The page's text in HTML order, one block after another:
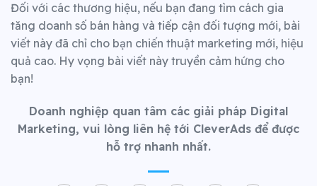
Đối với các thương hiệu, nếu bạn đang tìm cách gia
tăng doanh số bán hàng và tiếp cận đối tượng mới, bài
viết này đã chỉ cho bạn chiến thuật marketing mới, hiệu
quả cao. Hy vọng bài viết này truyền cảm hứng cho
bạn!
Doanh nghiệp quan tâm các giải pháp Digital
Marketing, vui lòng liên hệ tới CleverAds để được
hỗ trợ nhanh nhất.